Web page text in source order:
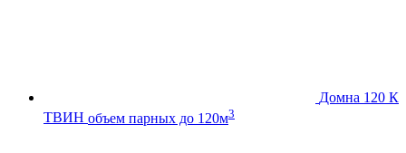
Домна 120 К
ТВИН объем парных до 120м3